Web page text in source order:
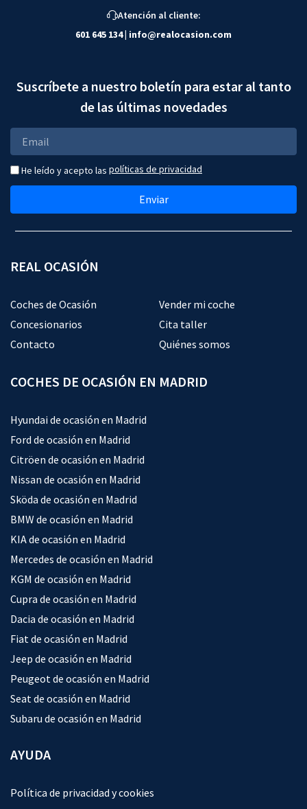
Atención al cliente:
601 645 134| info@realocasion.com
Suscríbete a nuestro boletín para estar al tanto
de las últimas novedades
He leído y acepto las políticas de privacidad
Enviar
REAL OCASIÓN
Coches de Ocasión
Concesionarios
Contacto
Vender mi coche
Cita taller
Quiénes somos
COCHES DE OCASIÓN EN MADRID
Hyundai de ocasión en Madrid
Ford de ocasión en Madrid
Citröen de ocasión en Madrid
Nissan de ocasión en Madrid
Sköda de ocasión en Madrid
BMW de ocasión en Madrid
KIA de ocasión en Madrid
Mercedes de ocasión en Madrid
KGM de ocasión en Madrid
Cupra de ocasión en Madrid
Dacia de ocasión en Madrid
Fiat de ocasión en Madrid
Jeep de ocasión en Madrid
Peugeot de ocasión en Madrid
Seat de ocasión en Madrid
Subaru de ocasión en Madrid
AYUDA
Política de privacidad y cookies